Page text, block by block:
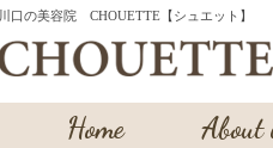
川口の美容院 CHOUETTE【シュエット】
Home About